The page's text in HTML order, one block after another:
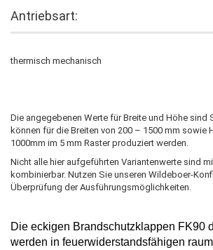
Antriebsart:
thermisch mechanisch
Die angegebenen Werte für Breite und Höhe sind
können für die Breiten von 200 – 1500 mm sowie
1000mm im 5 mm Raster produziert werden.
Nicht alle hier aufgeführten Variantenwerte sind
kombinierbar. Nutzen Sie unseren Wildeboer-
Überprüfung der Ausführungsmöglichkeiten.
Die eckigen Brandschutzklappen FK90
werden in feuerwiderstandsfähigen